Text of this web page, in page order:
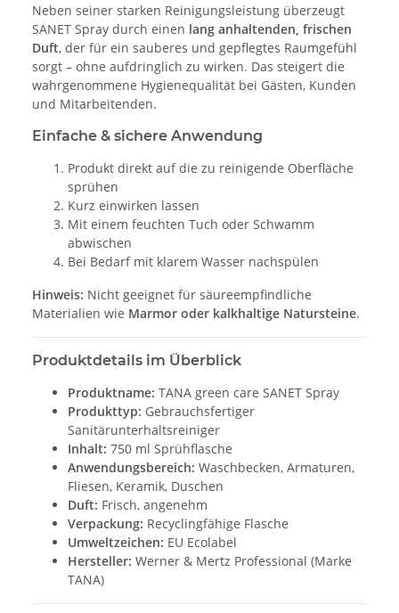
Neben seiner starken Reinigungsleistung überzeugt
SANET Spray durch einen lang anhaltenden, frischen
Duft, der für ein sauberes und gepflegtes Raumgefühl
sorgt – ohne aufdringlich zu wirken. Das steigert die
wahrgenommene Hygienequalität bei Gästen, Kunden
und Mitarbeitenden.
Einfache & sichere Anwendung
Produkt direkt auf die zu reinigende Oberfläche
sprühen
Kurz einwirken lassen
Mit einem feuchten Tuch oder Schwamm
abwischen
Bei Bedarf mit klarem Wasser nachspülen
Hinweis: Nicht geeignet für säureempfindliche
Materialien wie Marmor oder kalkhaltige Natursteine.
Produktdetails im Überblick
Produktname: TANA green care SANET Spray
Produkttyp: Gebrauchsfertiger
Sanitärunterhaltsreiniger
Inhalt: 750 ml Sprühflasche
Anwendungsbereich: Waschbecken, Armaturen,
Fliesen, Keramik, Duschen
Duft: Frisch, angenehm
Verpackung: Recyclingfähige Flasche
Umweltzeichen: EU Ecolabel
Hersteller: Werner & Mertz Professional (Marke
TANA)